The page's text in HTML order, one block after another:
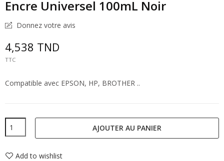
Encre Universel 100mL Noir
Donnez votre avis
4,538 TND
TTC
Compatible avec EPSON, HP, BROTHER ..
AJOUTER AU PANIER
Add to wishlist